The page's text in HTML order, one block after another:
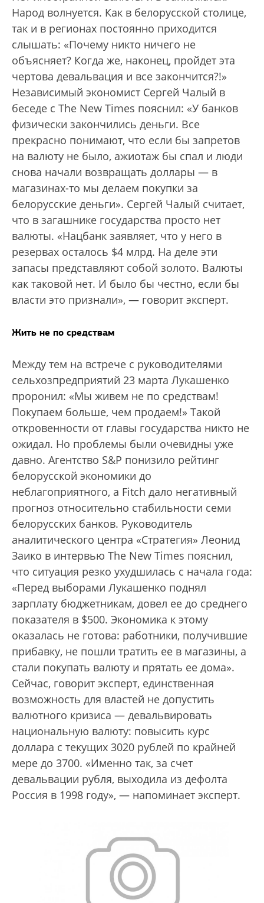
Народ волнуется. Как в белорусской столице,
так и в регионах постоянно приходится
слышать: «Почему никто ничего не
объясняет? Когда же, наконец, пройдет эта
чертова девальвация и все закончится?!»
Независимый экономист Сергей Чалый в
беседе с The New Times пояснил: «У банков
физически закончились деньги. Все
прекрасно понимают, что если бы запретов
на валюту не было, ажиотаж бы спал и люди
снова начали возвращать доллары — в
магазинах-то мы делаем покупки за
белорусские деньги». Сергей Чалый считает,
что в загашнике государства просто нет
валюты. «Нацбанк заявляет, что у него в
резервах осталось $4 млрд. На деле эти
запасы представляют собой золото. Валюты
как таковой нет. И было бы честно, если бы
власти это признали», — говорит эксперт.
Жить не по средствам
Между тем на встрече с руководителями
сельхозпредприятий 23 марта Лукашенко
проронил: «Мы живем не по средствам!
Покупаем больше, чем продаем!» Такой
откровенности от главы государства никто не
ожидал. Но проблемы были очевидны уже
давно. Агентство S&P понизило рейтинг
белорусской экономики до
неблагоприятного, а Fitch дало негативный
прогноз относительно стабильности семи
белорусских банков. Руководитель
аналитического центра «Стратегия» Леонид
Заико в интервью The New Times пояснил,
что ситуация резко ухудшилась с начала года:
«Перед выборами Лукашенко поднял
зарплату бюджетникам, довел ее до среднего
показателя в $500. Экономика к этому
оказалась не готова: работники, получившие
прибавку, не пошли тратить ее в магазины, а
стали покупать валюту и прятать ее дома».
Сейчас, говорит эксперт, единственная
возможность для властей не допустить
валютного кризиса — девальвировать
национальную валюту: повысить курс
доллара с текущих 3020 рублей по крайней
мере до 3700. «Именно так, за счет
девальвации рубля, выходила из дефолта
Россия в 1998 году», — напоминает эксперт.